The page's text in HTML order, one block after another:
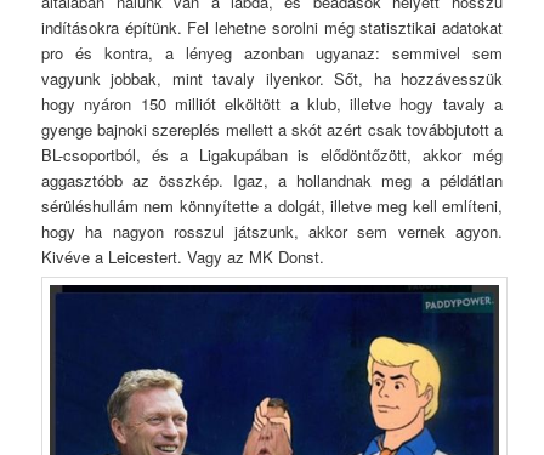
indításokra építünk. Fel lehetne sorolni még statisztikai adatokat
pro és kontra, a lényeg azonban ugyanaz: semmivel sem
vagyunk jobbak, mint tavaly ilyenkor. Sőt, ha hozzávesszük
hogy nyáron 150 milliót elköltött a klub, illetve hogy tavaly a
gyenge bajnoki szereplés mellett a skót azért csak továbbjutott a
BL-csoportból, és a Ligakupában is elődöntőzött, akkor még
aggasztóbb az összkép. Igaz, a hollandnak meg a példátlan
sérüléshullám nem könnyítette a dolgát, illetve meg kell említeni,
hogy ha nagyon rosszul játszunk, akkor sem vernek agyon.
Kivéve a Leicestert. Vagy az MK Donst.